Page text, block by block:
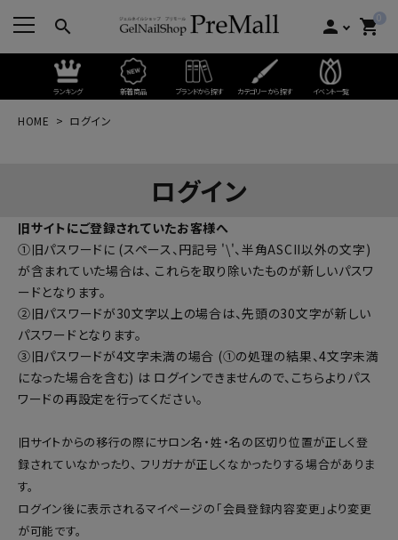
search person 0
shopping_cart
ランキング 新着商品 ブランドから探す カテゴリーから探す イベント一覧
HOME ログイン
ログイン
旧サイトにご登録されていたお客様へ
①旧パスワードに (スペース、円記号 '\'、半角ASCII以外の文字)
が含まれていた場合は、 これらを取り除いたものが新しいパスワ
ードとなります。
②旧パスワードが30文字以上の場合は、先頭の30文字が新しい
パスワードとなります。
③旧パスワードが4文字未満の場合 (①の処理の結果、4文字未満
になった場合を含む) は ログインできませんので、 こちらよりパス
ワードの再設定を行ってください。
旧サイトからの移行の際にサロン名・姓・名の区切り位置が正しく登
録されていなかったり、 フリガナが正しくなかったりする場合がありま
す。
ログイン後に表示されるマイページの「会員登録内容変更」より変更
が可能です。